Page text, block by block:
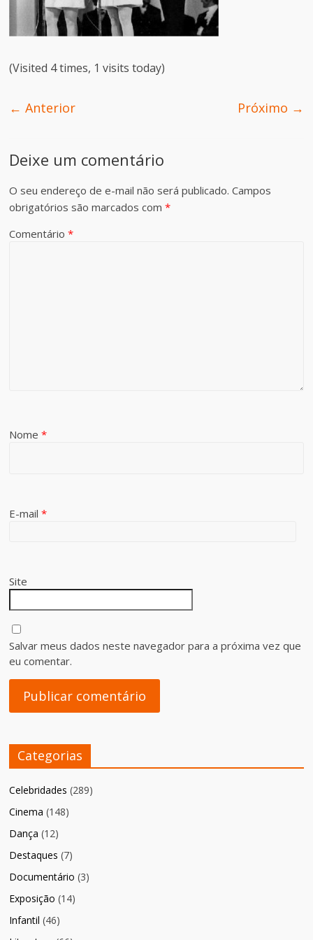
(Visited 4 times, 1 visits today)
← Anterior Próximo →
Deixe um comentário
O seu endereço de e-mail não será publicado. Campos
obrigatórios são marcados com*
Comentário*
Nome*
E-mail*
Site
Salvar meus dados neste navegador para a próxima vez que
eu comentar.
Categorias
Celebridades (289)
Cinema (148)
Dança (12)
Destaques (7)
Documentário (3)
Exposição (14)
Infantil (46)